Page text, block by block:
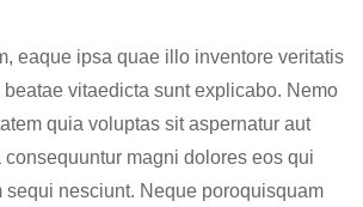
eaque ipsa quae illo inventore veritatis
vitaedicta sunt explicabo. Nemo
quia voluptas sit aspernatur aut
magni dolores eos qui
sequi nesciunt. Neque poroquisquam